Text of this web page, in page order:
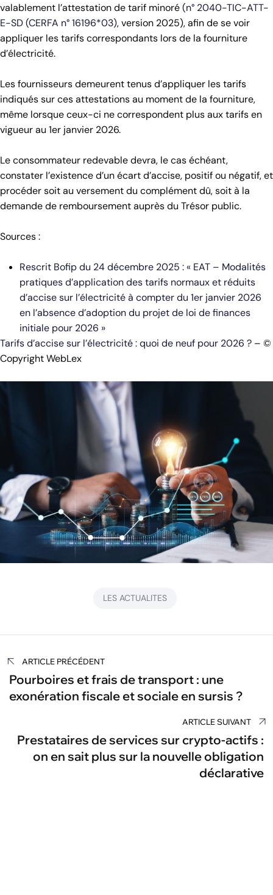
valablement l’attestation de tarif minoré(n° 2040-TIC-ATT-
E-SD (CERFA n° 16196*03), version 2025), afin de se voir
appliquer les tarifs correspondants lors de la fourniture
d’électricité.
Les fournisseurs demeurent tenus d’appliquer les tarifs
indiqués sur ces attestations au moment de la fourniture,
même lorsque ceux-ci ne correspondent plus aux tarifs en
vigueur au 1er janvier 2026.
Le consommateur redevable devra, le cas échéant,
constater l’existence d’un écart d’accise, positif ou négatif, et
procéder soit au versement du complément dû, soit à la
demande de remboursement auprès du Trésor public.
Sources :
Rescrit Bofip du 24 décembre 2025 : « EAT – Modalités
pratiques d’application des tarifs normaux et réduits
d’accise sur l’électricité à compter du 1er janvier 2026
en l’absence d’adoption du projet de loi de finances
initiale pour 2026 »
Tarifs d’accise sur l’électricité : quoi de neuf pour 2026 ? – ©
Copyright WebLex
LES ACTUALITES
Navigation
de
l’article
ARTICLE PRÉCÉDENT
Pourboires et frais de transport : une
exonération fiscale et sociale en sursis ?
ARTICLE SUIVANT
Prestataires de services sur crypto-actifs :
on en sait plus sur la nouvelle obligation
déclarative